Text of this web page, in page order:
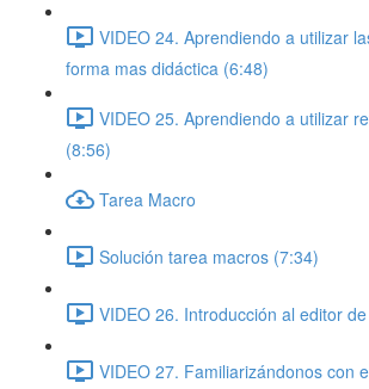
VIDEO 24. Aprendiendo a utilizar
forma mas didáctica (6:48)
VIDEO 25. Aprendiendo a utilizar
(8:56)
Tarea Macro
Solución tarea macros (7:34)
VIDEO 26. Introducción al editor
VIDEO 27. Familiarizándonos con